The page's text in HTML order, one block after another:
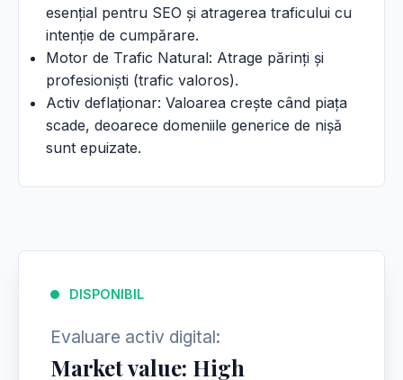
esențial pentru SEO și atragerea traficului cu
intenție de cumpărare.
Motor de Trafic Natural: Atrage părinți și
profesioniști (trafic valoros).
Activ deflaționar: Valoarea crește când piața
scade, deoarece domeniile generice de nișă
sunt epuizate.
DISPONIBIL
Evaluare activ digital:
Market value: High